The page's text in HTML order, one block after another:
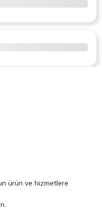
ürün ve hizmetlere